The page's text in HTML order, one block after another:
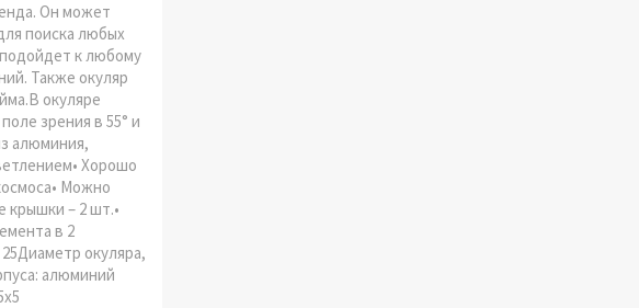
Он может
поиска любых
к любому
Также окуляр
окуляре
зрения в 55° и
алюминия,
Хорошо
Можно
крышки – 2 шт.•
в 2
окуляра,
алюминий